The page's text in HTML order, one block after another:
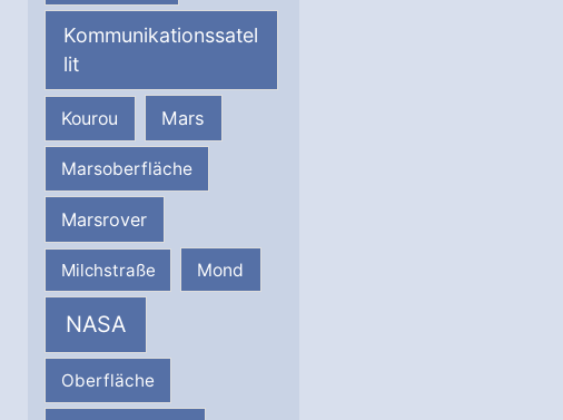
Kommunikationssatel
lit
Kourou Mars
Marsoberfläche
Marsrover
Milchstraße Mond
NASA
Oberfläche